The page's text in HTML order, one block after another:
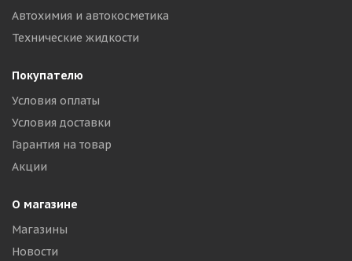
Автохимия и автокосметика
Технические жидкости
Покупателю
Условия оплаты
Условия доставки
Гарантия на товар
Акции
О магазине
Магазины
Новости